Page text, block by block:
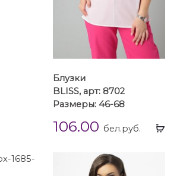
Блузки
BLISS, арт: 8702
Размеры: 46-68
106.00 бел.руб.